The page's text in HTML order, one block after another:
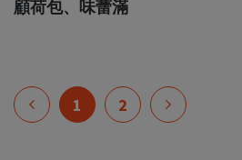
顧荷包、味蕾滿
1 2